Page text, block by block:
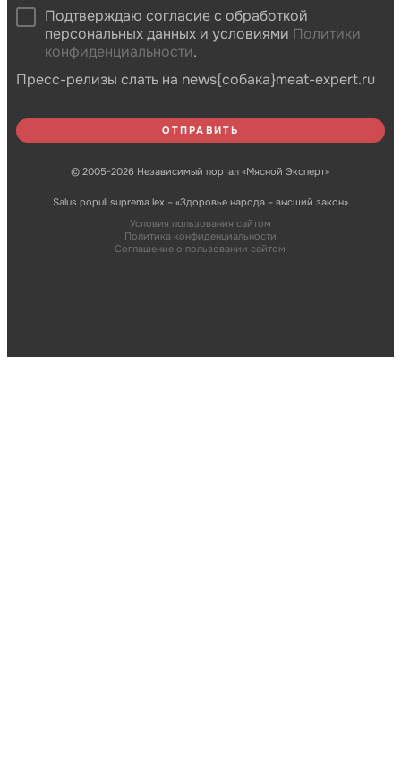
Подтверждаю согласие с обработкой
персональных данных и условиями Политики
конфиденциальности.
Пресс-релизы слать на news{собака}meat-expert.ru
© 2005-2026 Независимый портал «Мясной Эксперт»
Salus populi suprema lex – «Здоровье народа – высший закон»
Условия пользования сайтом
Политика конфиденциальности
Соглашение о пользовании сайтом